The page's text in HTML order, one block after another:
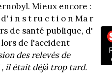
Mieux encore :
i n s t ru c t i o n Ma r
de santé publique, d'
lors de l'accident
des relevés de
, il était déjà trop tard.